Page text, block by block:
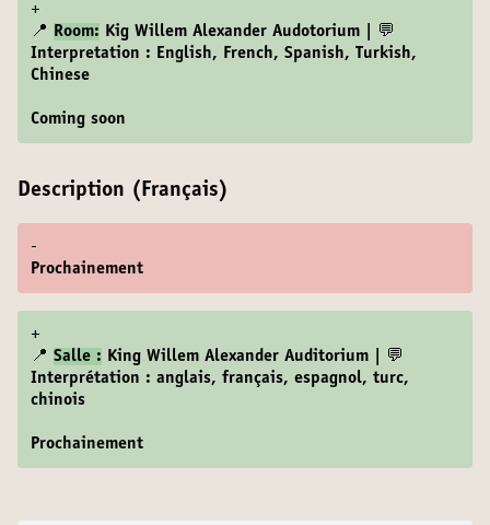
+
📍
Room: Kig Willem Alexander Audotorium | 💬
Interpretation : English, French, Spanish, Turkish,
Chinese
Coming soon
Description (Français)
-
Prochainement
+
📍 Salle : King Willem Alexander Auditorium | 💬
Interprétation : anglais, français, espagnol, turc,
chinois
Prochainement